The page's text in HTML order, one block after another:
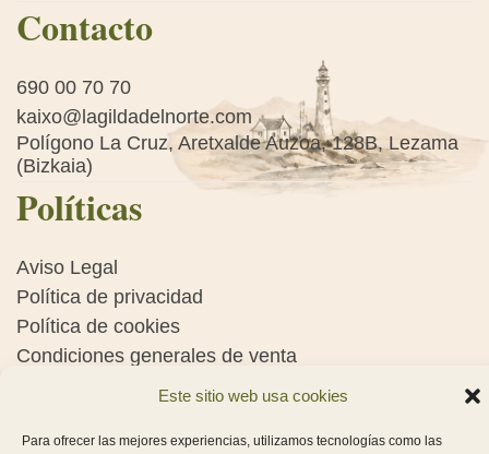
Este sitio web usa cookies
Para ofrecer las mejores experiencias, utilizamos tecnologías como las
Contacto
690 00 70 70
kaixo@lagildadelnorte.com
Polígono La Cruz, Aretxalde Auzoa, 128B, Lezama
(Bizkaia)
Políticas
Aviso Legal
Política de privacidad
Política de cookies
Condiciones generales de venta